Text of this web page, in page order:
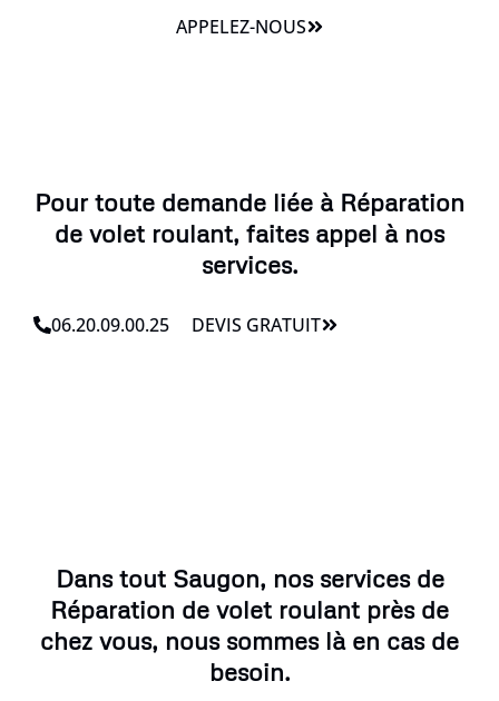
APPELEZ-NOUS
Pour toute demande liée à Réparation
de volet roulant, faites appel à nos
services.
06.20.09.00.25 DEVIS GRATUIT
Dans tout Saugon, nos services de
Réparation de volet roulant près de
chez vous, nous sommes là en cas de
besoin.